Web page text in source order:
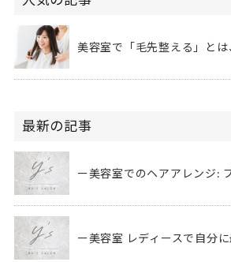
美容室で「毛先整える」と
最新の記事
ー美容室でのヘアアレンジ:
ー美容室 レディースで自分